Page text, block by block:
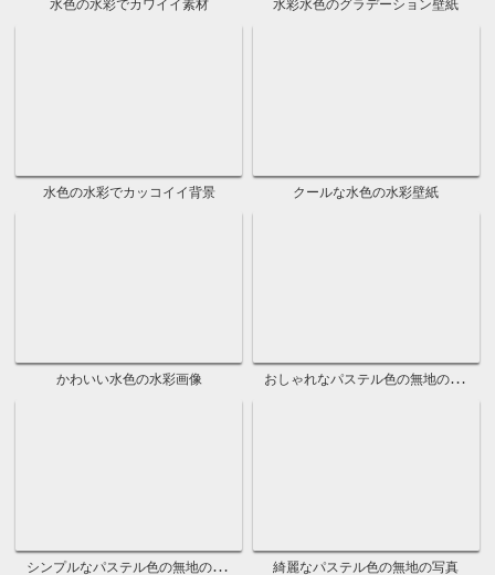
無地の緑の可愛い写真 無地の緑のシンプル壁紙
無地の緑のフリー素材 緑の絵具をペイントした背景画像
テクスチャ緑のペイント写真素材 クールな緑のカラーペイント壁紙
無地緑のペイントバックグラウンド